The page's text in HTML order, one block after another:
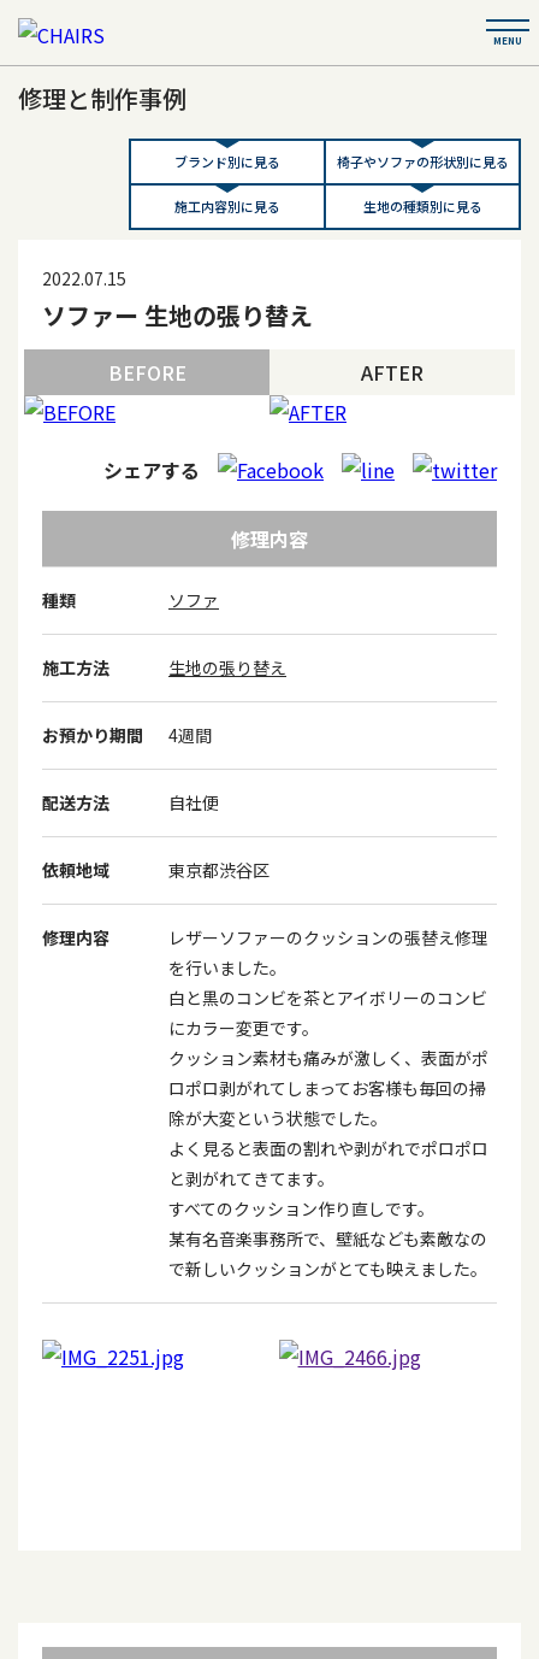
修理と制作事例
ブランド別に見る 椅子やソファの形状別に見る
施工内容別に見る 生地の種類別に見る
2022.07.15
ソファー 生地の張り替え
BEFORE AFTER
シェアする
修理内容
種類 ソファ
施工方法 生地の張り替え
お預かり期間 4週間
配送方法 自社便
依頼地域 東京都渋谷区
修理内容
レザーソファーのクッションの張替え修理
を行いました。
白と黒のコンビを茶とアイボリーのコンビ
にカラー変更です。
クッション素材も痛みが激しく、表面がポ
ロポロ剥がれてしまってお客様も毎回の掃
除が大変という状態でした。
よく見ると表面の割れや剥がれでポロポロ
と剥がれてきてます。
すべてのクッション作り直しです。
某有名音楽事務所で、壁紙なども素敵なの
で新しいクッションがとても映えました。